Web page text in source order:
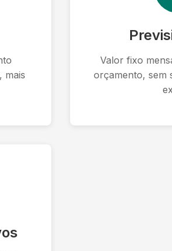
mais
Valor fixo
orçamento, sem